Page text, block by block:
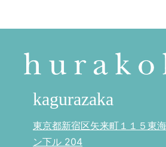
kagurazaka
東京都新宿区矢来町１１５東
ン下ル 204